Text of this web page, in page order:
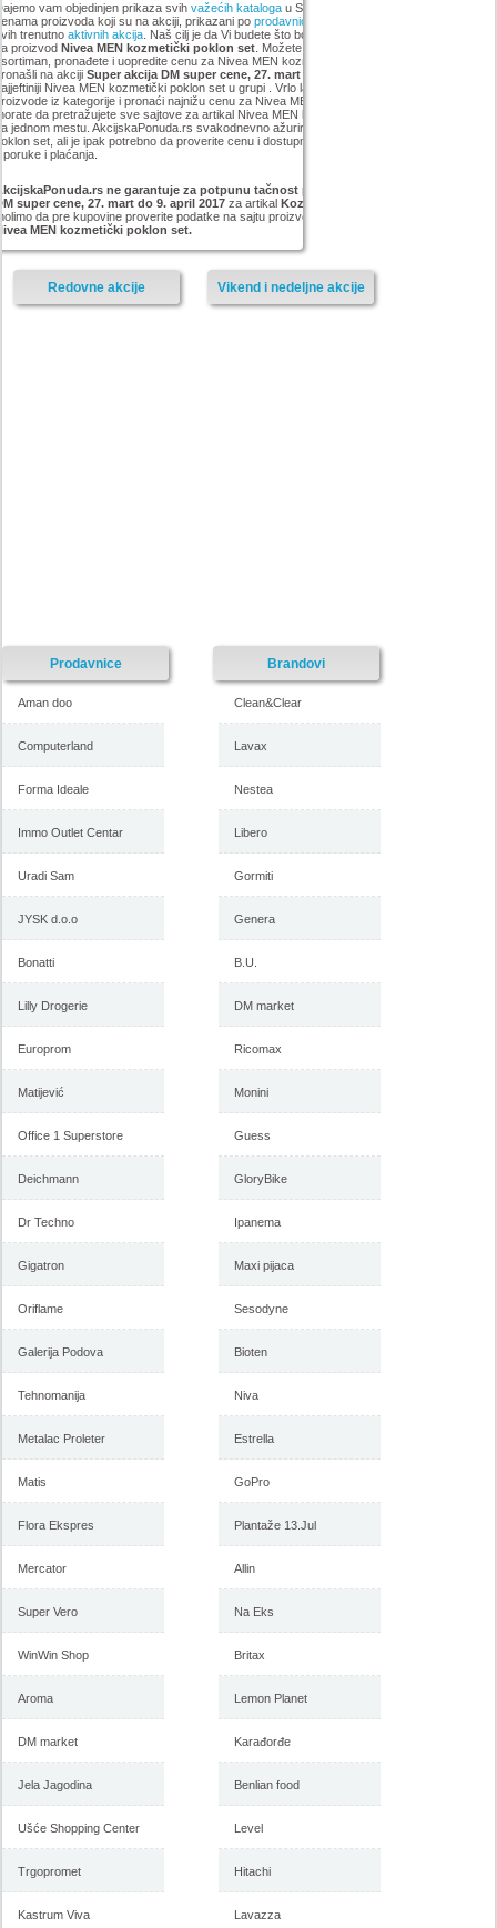
vam objedinjen prikaza svih važećih katalogau Srbiji, sa popustima i sniženim
proizvoda koji su na akciji, prikazani po prodavnicama
trenutno aktivnih akcija. Naš cilj je da Vi budete što bolje informisani o popustima i ceni
proizvod Nivea MEN kozmetički poklon set. Možete pogledati kompletan
pronađete i uopredite cenu za Nivea MEN kozmetički poklon set koji smo mi
na akcijiSuper akcija DM super cene, 27. mart do 9. april 2017
Nivea MEN kozmetički poklon set u grupi . Vrlo lako možete pregledati sve
iz kategorije i pronaći najnižu cenu za Nivea MEN kozmetički poklon set. Ne
da pretražujete sve sajtove za artikal Nivea MEN kozmetički poklon set, sve Vam je
jednom mestu. AkcijskaPonuda.rs svakodnevno ažurira cene za Nivea MEN kozmetički
set, ali je ipak potrebno da proverite cenu i dostupnost sa prodavcem, kao i načinu
i plaćanja.
ne garantuje za potpunu tačnost podataka iz akcije Super akcija
super cene, 27. mart do 9. april 2017za artikal Kozmetički poklon set
da pre kupovine proverite podatke na sajtu proizvođača ili prodavnice za proizvod
MEN kozmetički poklon set.
Vikend i nedeljne akcije
Redovne akcije
Prodavnice
Aman doo
Computerland
Forma Ideale
Immo Outlet Centar
Uradi Sam
JYSK d.o.o
Bonatti
Lilly Drogerie
Europrom
Matijević
Office 1 Superstore
Deichmann
Dr Techno
Gigatron
Oriflame
Galerija Podova
Tehnomanija
Metalac Proleter
Matis
Flora Ekspres
Mercator
Super Vero
WinWin Shop
Aroma
DM market
Jela Jagodina
Ušće Shopping Center
Trgopromet
Kastrum Viva
Brandovi
Clean&Clear
Lavax
Nestea
Libero
Gormiti
Genera
B.U.
DM market
Ricomax
Monini
Guess
GloryBike
Ipanema
Maxi pijaca
Sesodyne
Bioten
Niva
Estrella
GoPro
Plantaže 13.Jul
Allin
Na Eks
Britax
Lemon Planet
Karađorđe
Benlian food
Level
Hitachi
Lavazza